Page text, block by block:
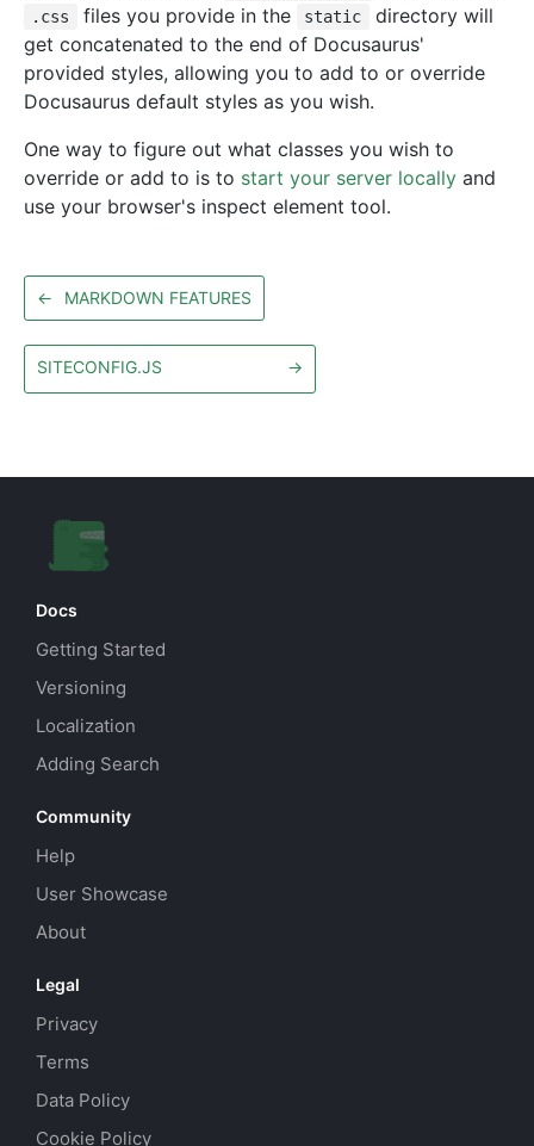
.css files you provide in the static
directory will
get concatenated to the end of Docusaurus'
provided styles, allowing you to add to or override
Docusaurus default styles as you wish.
One way to figure out what classes you wish to
override or add to is to start your server locally and
use your browser's inspect element tool.
← MARKDOWN FEATURES
SITECONFIG.JS →
Docs
Getting Started
Versioning
Localization
Adding Search
Community
Help
User Showcase
About
Legal
Privacy
Terms
Data Policy
Cookie Policy